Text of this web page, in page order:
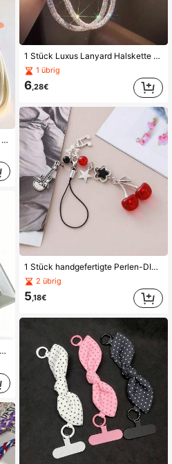
1 Stück Umhängeband für Handy mit verlängerter geflochtener Kette, Katzen- & Fisch-Anhänger-Anhänger, Gurtstil, Outdoor-Seil
1 Stück Luxus Lanyard Halskette mit vollständigem Strass, hochwertiger Anti-Verlust Universal Smartphone Charm kompatibel mit Android und den meisten Smartphones, Geschenk für Mutter, Familie, Freunde, Geburtstag, Feiertag Handykette
1 übrig
6,28€
1 Stück handgefertigte Perlen-DIY-Handykette im süßen Cool-Style mit Kirsche, schwarzer Schleife, Stern-Anhänger, Anti-Verlust-Lanyard, Schlüsselanhänger, Taschenanhänger, CCD-Lanyard
2 übrig
5,18€